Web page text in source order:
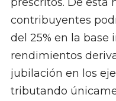
contribuyentes
del 25% en la base
rendimientos
jubilación en los
tributando